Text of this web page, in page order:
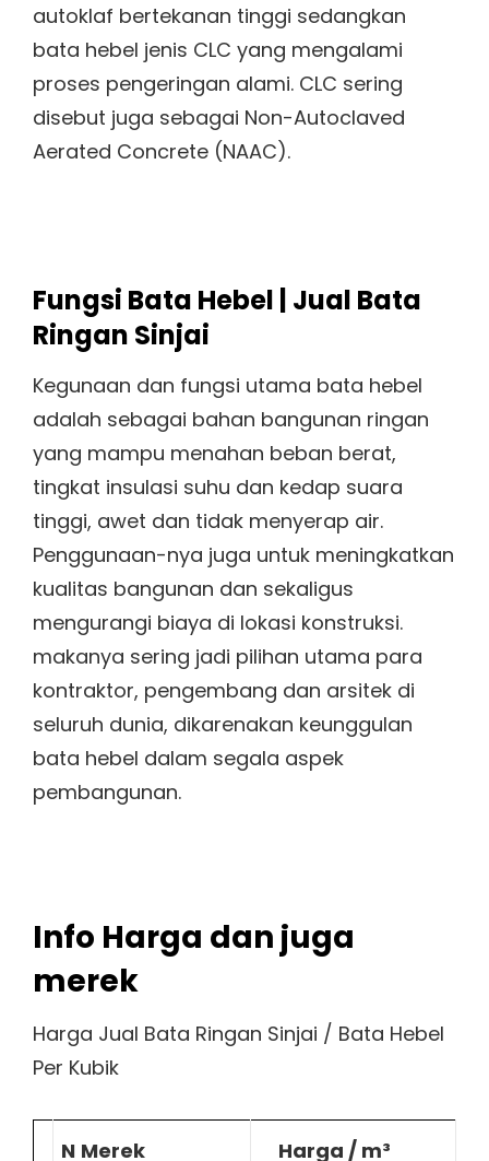
autoklaf bertekanan tinggi sedangkan
bata hebel jenis CLC yang mengalami
proses pengeringan alami. CLC sering
disebut juga sebagai Non-Autoclaved
Aerated Concrete (NAAC).
Fungsi Bata Hebel | Jual Bata
Ringan Sinjai
Kegunaan dan fungsi utama bata hebel
adalah sebagai bahan bangunan ringan
yang mampu menahan beban berat,
tingkat insulasi suhu dan kedap suara
tinggi, awet dan tidak menyerap air.
Penggunaan-nya juga untuk meningkatkan
kualitas bangunan dan sekaligus
mengurangi biaya di lokasi konstruksi.
makanya sering jadi pilihan utama para
kontraktor, pengembang dan arsitek di
seluruh dunia, dikarenakan keunggulan
bata hebel dalam segala aspek
pembangunan.
Info Harga dan juga
merek
Harga Jual Bata Ringan Sinjai / Bata Hebel
Per Kubik
N Merek Harga / m³